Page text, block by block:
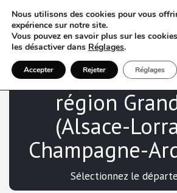
VTC dans la
région
(Alsace-
Champagne-
Sélectionnez le
Nous utilisons des cookies pour vous
expérience sur notre site.
Vous pouvez en savoir plus sur les
les désactiver dans Réglages.
Accepter Rejeter Réglages